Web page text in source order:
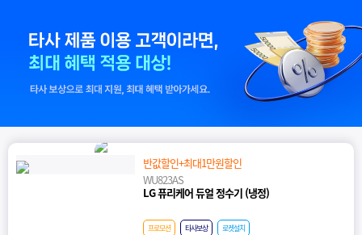
반값할인+최대1만원할인
WU823AS
LG 퓨리케어 듀얼 정수기 (냉정)
프로모션 타사보상 로켓설치